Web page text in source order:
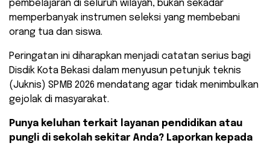
pembelajaran di seluruh wilayah, bukan sekadar
memperbanyak instrumen seleksi yang membebani
orang tua dan siswa.
​Peringatan ini diharapkan menjadi catatan serius bagi
Disdik Kota Bekasi dalam menyusun petunjuk teknis
(Juknis) SPMB 2026 mendatang agar tidak menimbulkan
gejolak di masyarakat.
Punya keluhan terkait layanan pendidikan atau
pungli di sekolah sekitar Anda? Laporkan kepada